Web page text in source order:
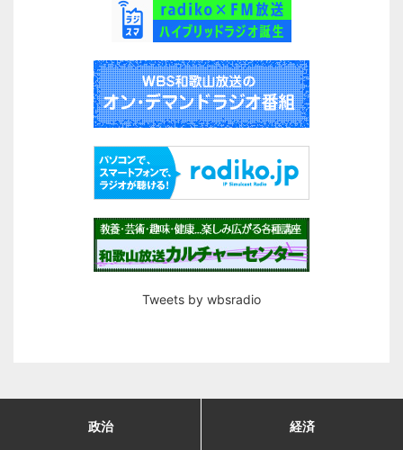
Tweets by wbsradio
政治 経済